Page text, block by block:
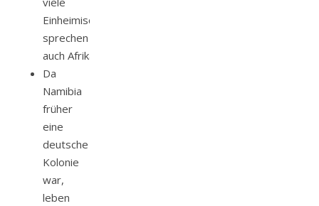
Einheimische
sprechen
auch Afrikaans
Da
Namibia
früher
eine
deutsche
Kolonie
war,
leben